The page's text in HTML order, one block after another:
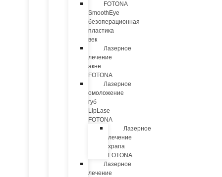
FOTONA
SmoothEye
безоперационная
пластика
век
Лазерное
лечение
акне
FOTONA
Лазерное
омоложение
губ
LipLase
FOTONA
Лазерное
лечение
храпа
FOTONA
Лазерное
лечение